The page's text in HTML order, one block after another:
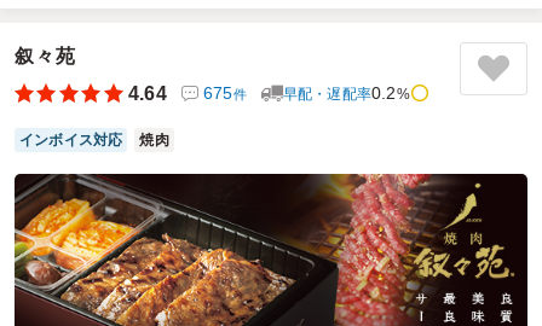
いいお弁当がないかと探してたどり着き注文しました。
子供にも好評でした。
初めてのお弁当ネット注文でもあり、公共施設への時間指定
け頂けて、とても安心できました。
ご利用シーン：スポーツ
参加者の年齢：不明 男女比：男女混合
神奈川県横浜市旭区笹野台2026/06/15
海苔の香りの口コミをもっと見る
叙々苑
4.64
675件 早配・遅配率0.2%
インボイス対応 焼肉